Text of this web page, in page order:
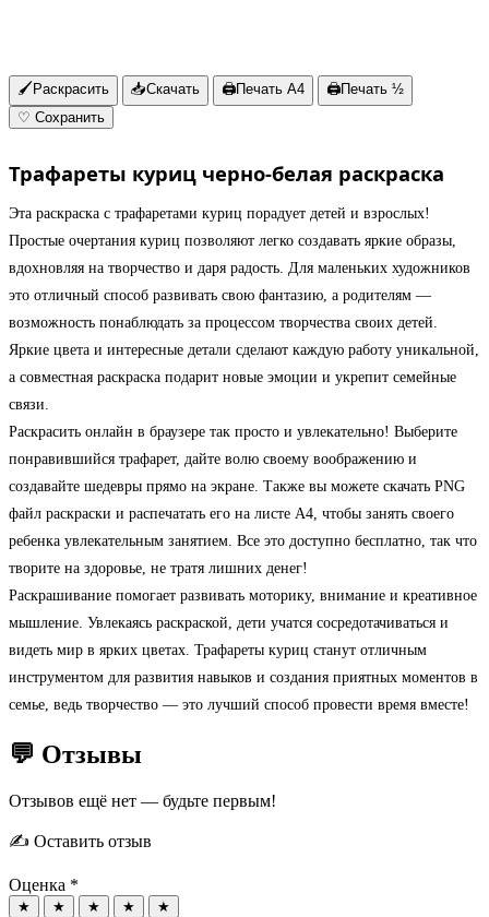
🖌 Раскрасить 📥Скачать 🖨Печать A4 🖨Печать ½
♡ Сохранить
Трафареты куриц черно-белая раскраска
Эта раскраска с трафаретами куриц порадует детей и взрослых!
Простые очертания куриц позволяют легко создавать яркие образы,
вдохновляя на творчество и даря радость. Для маленьких художников
это отличный способ развивать свою фантазию, а родителям —
возможность понаблюдать за процессом творчества своих детей.
Яркие цвета и интересные детали сделают каждую работу уникальной,
а совместная раскраска подарит новые эмоции и укрепит семейные
связи.
Раскрасить онлайн в браузере так просто и увлекательно! Выберите
понравившийся трафарет, дайте волю своему воображению и
создавайте шедевры прямо на экране. Также вы можете скачать PNG
файл раскраски и распечатать его на листе А4, чтобы занять своего
ребенка увлекательным занятием. Все это доступно бесплатно, так что
творите на здоровье, не тратя лишних денег!
Раскрашивание помогает развивать моторику, внимание и креативное
мышление. Увлекаясь раскраской, дети учатся сосредотачиваться и
видеть мир в ярких цветах. Трафареты куриц станут отличным
инструментом для развития навыков и создания приятных моментов в
семье, ведь творчество — это лучший способ провести время вместе!
💬 Отзывы
Отзывов ещё нет — будьте первым!
✍️ Оставить отзыв
Оценка *
★ ★ ★ ★ ★